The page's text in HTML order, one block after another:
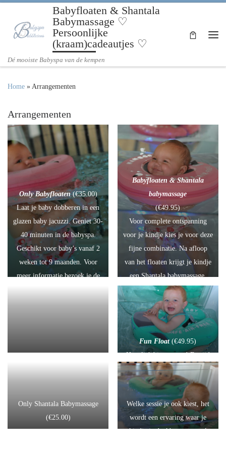
Ga naar inhoudBabyfloaten & Shantala
Babymassage ♡
Persoonlijke
(kraam)cadeautjes ♡
Dé mooiste Babyspa van de kempen
Home » Arrangementen
Arrangementen
Only Babyfloaten(€35.00)
Laat je baby dobberen in een
glazen baby jacuzzi. Geniet 30-
40 minuten in de babyspa.
Geschikt voor baby’s vanaf 2
weken tot 9 maanden. Voor
meer informatie bezoek je de
Babyfloaten & Shantala
babymassage
(€49.95)
Voor complete ontspanning
voor je kindje kies je voor deze
fijne combinatie. Na afloop
van het floaten krijgt je kindje
een Shantala babymassage.
Onder mijn begeleiding geven
jullie zelf de massage. Voor
meer informatie bezoek je de
pagina “Shantala babymassage”
gezellig, dan kunnen ze samen
komen genieten. Zowel leuk
Fun Float(€49.95)
Het cliché is zo waar! De tijd
vliegt en de baby’s groeien als
kool. De sessie Fun Float is
speciaal voor kinderen van 8
maanden t/m het eerste
levensjaar. Ze krijgen geen
Only Shantala Babymassage
(€25.00)
Welke sessie je ook kiest, het
wordt een ervaring waar je
kindje je dankbaar voor zal